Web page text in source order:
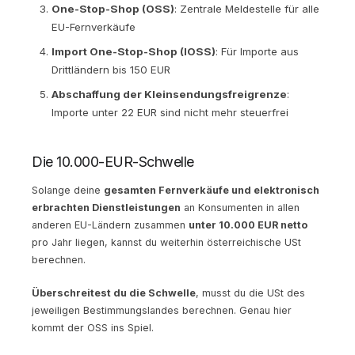
One-Stop-Shop (OSS): Zentrale Meldestelle für alle
EU-Fernverkäufe
Import One-Stop-Shop (IOSS): Für Importe aus
Drittländern bis 150 EUR
Abschaffung der Kleinsendungsfreigrenze:
Importe unter 22 EUR sind nicht mehr steuerfrei
Die 10.000-EUR-Schwelle
Solange deine gesamten Fernverkäufe und elektronisch
erbrachten Dienstleistungen an Konsumenten in allen
anderen EU-Ländern zusammen unter 10.000 EUR netto
pro Jahr liegen, kannst du weiterhin österreichische USt
berechnen.
Überschreitest du die Schwelle, musst du die USt des
jeweiligen Bestimmungslandes berechnen. Genau hier
kommt der OSS ins Spiel.